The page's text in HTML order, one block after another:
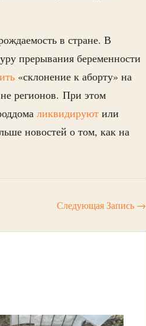
в стране. В
прерывания беременности
«склонение к аборту» на
регионов. При этом
ликвидируют или
новостей о том, как на
Следующая Запись →